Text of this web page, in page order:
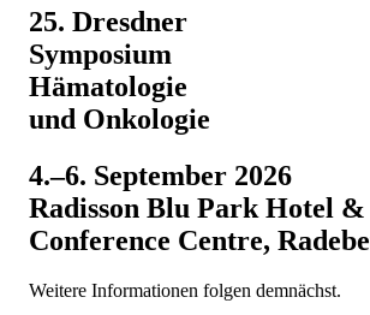
25. Dresdner
Symposium
Hämatologie
und Onkologie
4.–6. September 2026
Radisson Blu Park Hotel &
Conference Centre,
Weitere Informationen folgen demnächst.